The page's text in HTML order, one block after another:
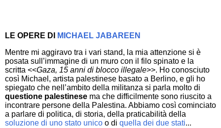
LE OPERE DI
MICHAEL JABAREEN
Mentre mi aggiravo tra i vari stand, la mia attenzione si è
posata sull’immagine di un muro con il filo spinato e la
scritta <<Gaza, 15 anni di blocco illegale>>. Ho conosciuto
così Michael, artista palestinese basato a Berlino, e gli ho
spiegato che nell’ambito della militanza si parla molto di
questione palestinese ma che difficilmente sono riuscito a
incontrare persone della Palestina. Abbiamo così cominciato
a parlare di politica, di storia, della praticabilità della
soluzione di uno stato unico o di quella dei due stati...